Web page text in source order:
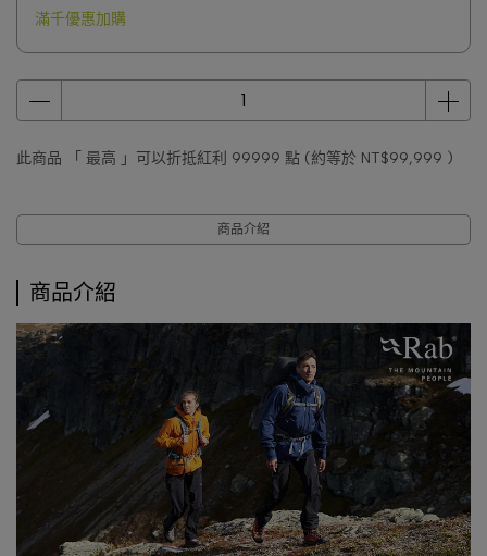
滿千優惠加購
此商品 「 最高 」可以折抵紅利 99999 點 (約等於 NT$99,999 )
商品介紹
商品介紹